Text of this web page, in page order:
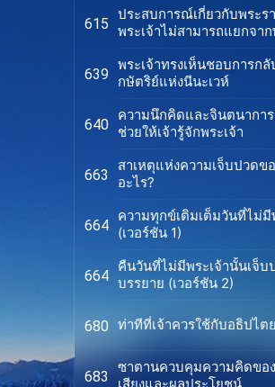
615
ประสบการณ์เกี่ยวกับพระร
พระเจ้าไม่สามารถแยกจา
639
พระเจ้าทรงเห็นชอบการกลั
กษัตริย์แห่งนีนะเวห์
640
ความนึกคิดและจินตนากา
ช่วยให้เจ้ารู้จักพระเจ้า
663
สาเหตุแห่งความเจ็บปวดข
อะไร?
664
ความทุกข์เติมเต็มวันที่ไม่มี
(เวอร์ชัน 1)
664
คืนวันที่ไม่มีพระเจ้านั้นเจ็บ
บรรยาย (เวอร์ชัน 2)
680 ท่าทีที่เจ้าควรใช้กับอธิปไต
683
ซาตานควบคุมความคิดขอ